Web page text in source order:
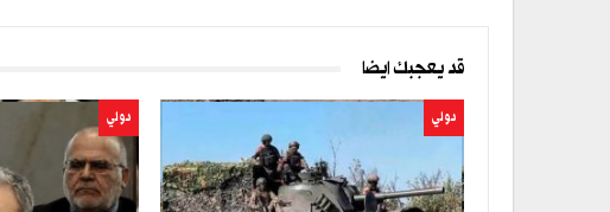
قد يعجبك ايضا
دولي دولي